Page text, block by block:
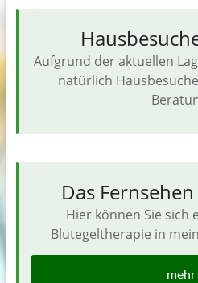
Aufgrund der aktuellen
natürlich
Das
Hier können Sie sich
Blutegeltherapie in
mehr